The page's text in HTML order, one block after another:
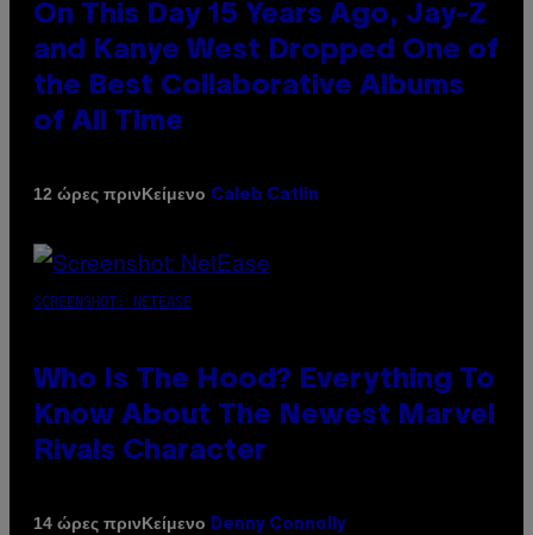
On This Day 15 Years Ago, Jay-Z
and Kanye West Dropped One of
the Best Collaborative Albums
of All Time
12 ώρες πρινΚείμενο Caleb Catlin
SCREENSHOT: NETEASE
Who Is The Hood? Everything To
Know About The Newest Marvel
Rivals Character
14 ώρες πρινΚείμενο Denny Connolly